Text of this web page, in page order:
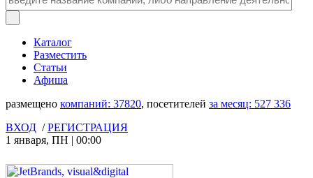
Каталог
Разместить
Статьи
Афиша
размещено компаний: 37820, посетителей за месяц: 527 336
ВХОД /РЕГИСТРАЦИЯ
1 января, ПН | 00:00